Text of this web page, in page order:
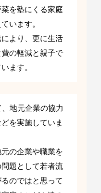
を塾にくる家庭
います。
より、更に生活
の軽減と親子で
ます。
地元企業の協力
を実施していま
の企業や職業を
題として若者流
のではと思って